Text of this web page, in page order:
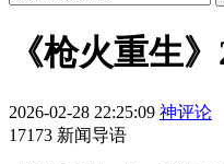
《枪火重生
2026-02-28 22:25:09 神评论
17173 新闻导语